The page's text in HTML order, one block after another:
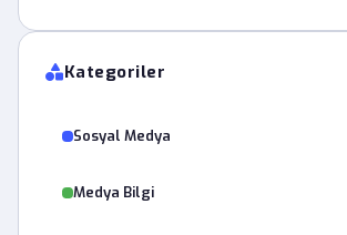
Kategoriler
Sosyal Medya
Medya Bilgi